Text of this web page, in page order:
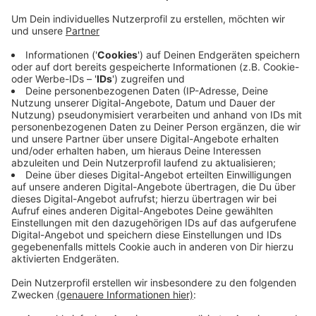
Veröffentlicht:Mittwoch, 06.05.2020 07:52
Anzeige
Ob die Mitarbeiter sich bei einer Sitzung angesteckt
haben, ist unklar. Die Stadt hält das für nicht
wahrscheinlich. Der Krisenstab sei weiter arbeitsfähig.
Die Stadt Osnabrück hat ihn verkleinert, um weitere
Infektionen zu vermeiden. Sofern der
Gesundheitszustand es zulasse, arbeiten auch
infizierte Mitarbeiter im Homeoffice weiter.
Anzeige